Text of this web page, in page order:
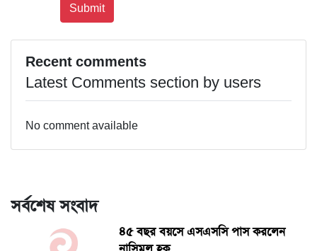
Recent comments
Latest Comments section by users
No comment available
সর্বশেষ সংবাদ
৪৫ বছর বয়সে এসএসসি পাস করলেন